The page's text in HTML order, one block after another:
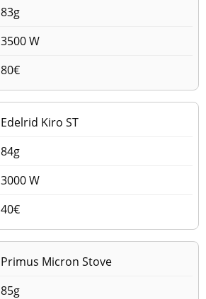
83g
3500 W
80€
Edelrid Kiro ST
84g
3000 W
40€
Primus Micron Stove
85g